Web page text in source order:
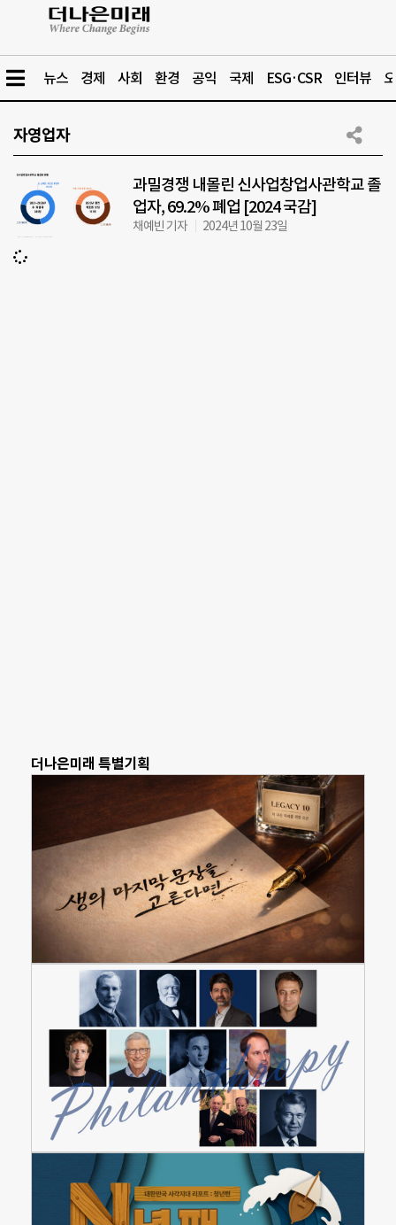
뉴스 경제 사회 환경 공익 국제 ESG·CSR 인터뷰
자영업자
과밀경쟁 내몰린 신사업창업사관학교 졸
업자, 69.2% 폐업 [2024 국감]
채예빈 기자 2024년 10월 23일
더나은미래 특별기획